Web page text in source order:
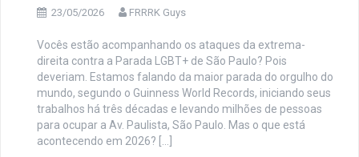
23/05/2026 FRRRK Guys
Vocês estão acompanhando os ataques da extrema-
direita contra a Parada LGBT+ de São Paulo? Pois
deveriam. Estamos falando da maior parada do orgulho do
mundo, segundo o Guinness World Records, iniciando seus
trabalhos há três décadas e levando milhões de pessoas
para ocupar a Av. Paulista, São Paulo. Mas o que está
acontecendo em 2026? […]